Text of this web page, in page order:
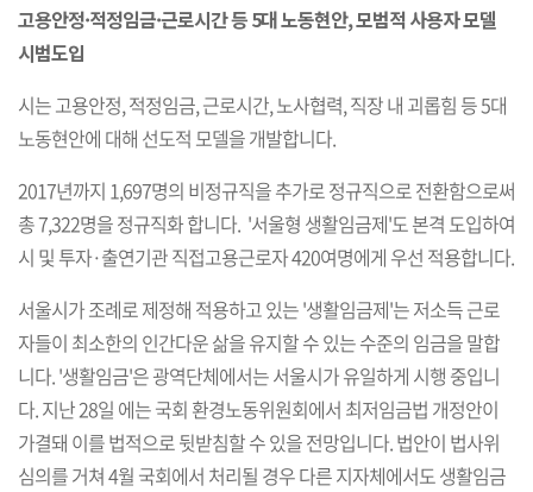
고용안정·적정임금·근로시간 등 5대 노동현안, 모범적 사용자 모델
시범도입
시는 고용안정, 적정임금, 근로시간, 노사협력, 직장 내 괴롭힘 등 5대
노동현안에 대해 선도적 모델을 개발합니다.
2017년까지 1,697명의 비정규직을 추가로 정규직으로 전환함으로써
총 7,322명을 정규직화 합니다. '서울형 생활임금제'도 본격 도입하여
시 및 투자·출연기관 직접고용근로자 420여명에게 우선 적용합니다.
서울시가 조례로 제정해 적용하고 있는 '생활임금제'는 저소득 근로
자들이 최소한의 인간다운 삶을 유지할 수 있는 수준의 임금을 말합
니다. '생활임금'은 광역단체에서는 서울시가 유일하게 시행 중입니
다. 지난 28일 에는 국회 환경노동위원회에서 최저임금법 개정안이
가결돼 이를 법적으로 뒷받침할 수 있을 전망입니다. 법안이 법사위
심의를 거쳐 4월 국회에서 처리될 경우 다른 지자체에서도 생활임금